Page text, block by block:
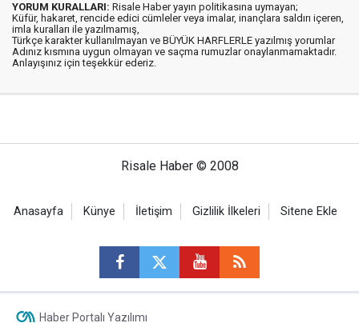
YORUM KURALLARI: Risale Haber yayın politikasına uymayan;
Küfür, hakaret, rencide edici cümleler veya imalar, inançlara saldırı içeren,
imla kuralları ile yazılmamış,
Türkçe karakter kullanılmayan ve BÜYÜK HARFLERLE yazılmış yorumlar
Adınız kısmına uygun olmayan ve saçma rumuzlar onaylanmamaktadır.
Anlayışınız için teşekkür ederiz.
Risale Haber © 2008
Anasayfa Künye İletişim Gizlilik İlkeleri Sitene Ekle
Haber Portalı Yazılımı